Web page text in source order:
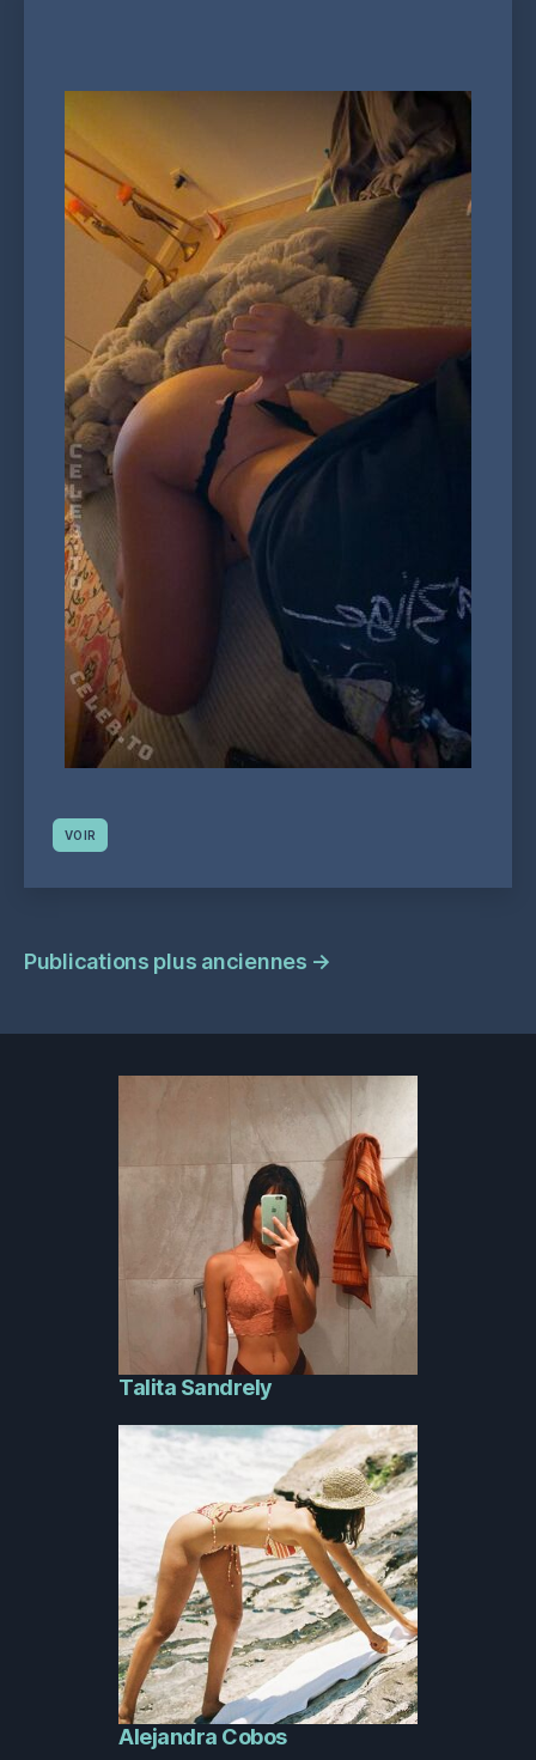
VOIR
Navigation
publications
Publications plus anciennes →
Talita Sandrely
Alejandra Cobos